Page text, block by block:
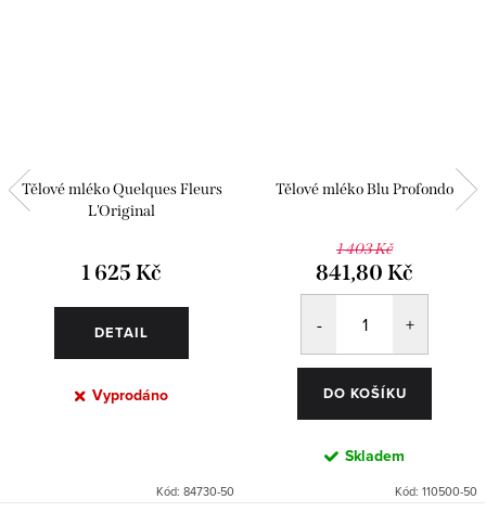
Tělové mléko Quelques Fleurs
L'Original
1 625 Kč
DETAIL
Vyprodáno
Kód: 84730-50
Tělové mléko Blu Profondo
1 403 Kč
841,80 Kč
DO KOŠÍKU
Skladem
Kód: 110500-50